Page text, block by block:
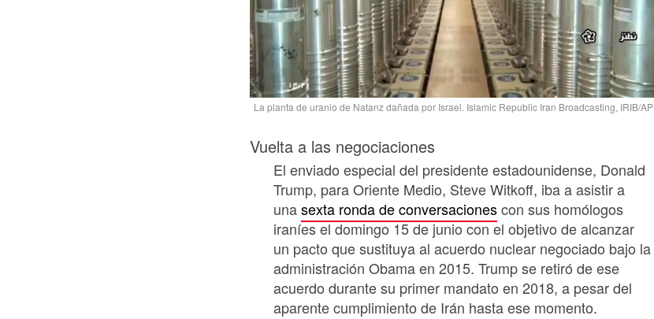
La planta de uranio de Natanz dañada por Israel. Islamic Republic Iran Broadcasting, IRIB/AP
Vuelta a las negociaciones
El enviado especial del presidente estadounidense, Donald
Trump, para Oriente Medio, Steve Witkoff, iba a asistir a
unasexta ronda de conversacionescon sus homólogos
iraníes el domingo 15 de junio con el objetivo de alcanzar
un pacto que sustituya al acuerdo nuclear negociado bajo la
administración Obama en 2015. Trump se retiró de ese
acuerdo durante su primer mandato en 2018, a pesar del
aparente cumplimiento de Irán hasta ese momento.